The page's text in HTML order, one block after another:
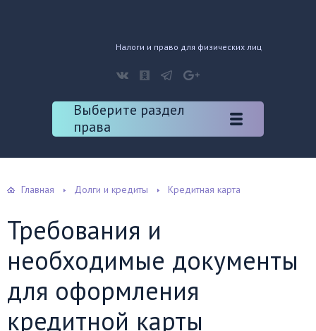
Налоги и право для физических лиц
Выберите раздел
права
Главная Долги и кредиты Кредитная карта
Требования и
необходимые документы
для оформления
кредитной карты